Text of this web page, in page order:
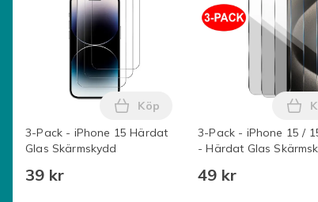
3-Pack - iPhone 15 Härdat
Glas Skärmskydd
39 kr
Lägg till 3-Pack - iPhone 15
Köp
3-Pack - iPhone 15 /
- Härdat Glas
49 kr